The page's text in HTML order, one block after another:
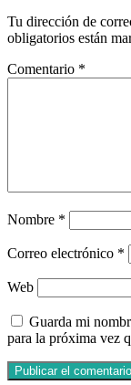
Tu dirección de
obligatorios están
Comentario *
Nombre *
Correo electrónico *
Web
Guarda mi
para la próxima vez